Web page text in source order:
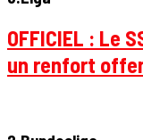
OFFICIEL : Le
un renfort